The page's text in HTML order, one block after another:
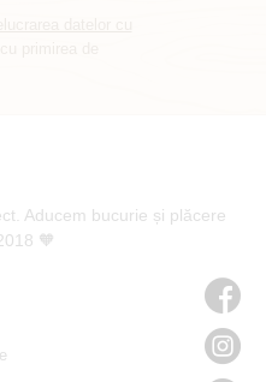
Aducem bucurie și plăcere
🧡